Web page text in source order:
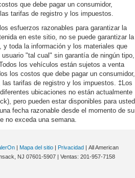
que debe pagar un consumidor,
tarifas de registro y los impuestos.
esfuerzos razonables para garantizar la
en este sitio, no se puede garantizar la
toda la información y los materiales que
"tal cual" sin garantía de ningún tipo,
los vehículos están sujetos a venta
los costos que debe pagar un consumidor,
tarifas de registro y los impuestos. ‡Los
ubicaciones no están actualmente
pero pueden estar disponibles para usted
fecha razonable desde el momento de su
no exceda una semana.
Mapa del sitio Privacidad | All American
NJ 07601-5907 | Ventas: 201-957-7158